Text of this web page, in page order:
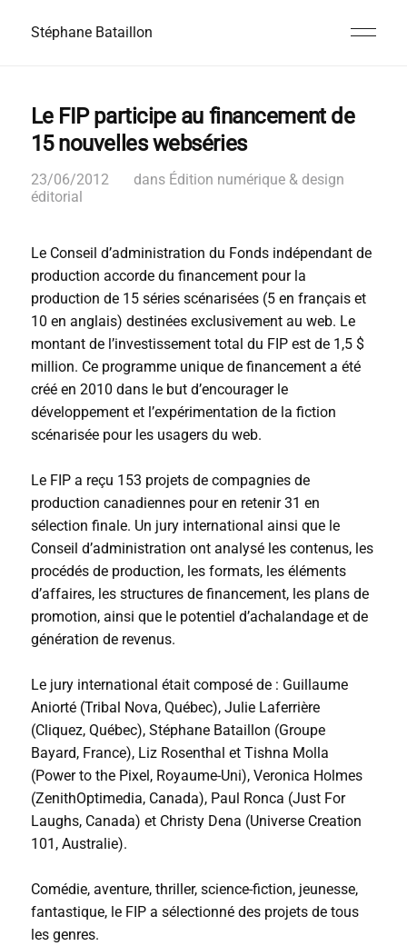
Stéphane Bataillon
Le FIP participe au financement de
15 nouvelles webséries
23/06/2012 dans Édition numérique & design
éditorial
Le Conseil d’administration du Fonds indépendant de
production accorde du financement pour la
production de 15 séries scénarisées (5 en français et
10 en anglais) destinées exclusivement au web. Le
montant de l’investissement total du FIP est de 1,5 $
million. Ce programme unique de financement a été
créé en 2010 dans le but d’encourager le
développement et l’expérimentation de la fiction
scénarisée pour les usagers du web.
Le FIP a reçu 153 projets de compagnies de
production canadiennes pour en retenir 31 en
sélection finale. Un jury international ainsi que le
Conseil d’administration ont analysé les contenus, les
procédés de production, les formats, les éléments
d’affaires, les structures de financement, les plans de
promotion, ainsi que le potentiel d’achalandage et de
génération de revenus.
Le jury international était composé de : Guillaume
Aniorté (Tribal Nova, Québec), Julie Laferrière
(Cliquez, Québec), Stéphane Bataillon (Groupe
Bayard, France), Liz Rosenthal et Tishna Molla
(Power to the Pixel, Royaume-Uni), Veronica Holmes
(ZenithOptimedia, Canada), Paul Ronca (Just For
Laughs, Canada) et Christy Dena (Universe Creation
101, Australie).
Comédie, aventure, thriller, science-fiction, jeunesse,
fantastique, le FIP a sélectionné des projets de tous
les genres.